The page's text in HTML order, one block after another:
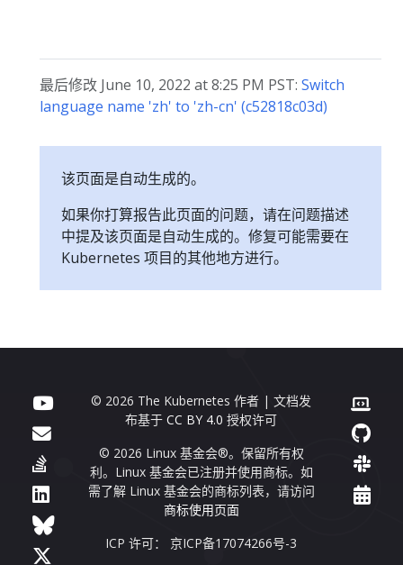
最后修改 June 10, 2022 at 8:25 PM PST: Switch
language name 'zh' to 'zh-cn' (c52818c03d)
该页面是自动生成的。
如果你打算报告此页面的问题，请在问题描述
中提及该页面是自动生成的。修复可能需要在
Kubernetes 项目的其他地方进行。
© 2026 The Kubernetes 作者 | 文档发
布基于CC BY 4.0 授权许可
© 2026 Linux 基金会®。保留所有权
利。Linux 基金会已注册并使用商标。如
需了解 Linux 基金会的商标列表，请访问
商标使用页面
ICP 许可： 京ICP备17074266号-3